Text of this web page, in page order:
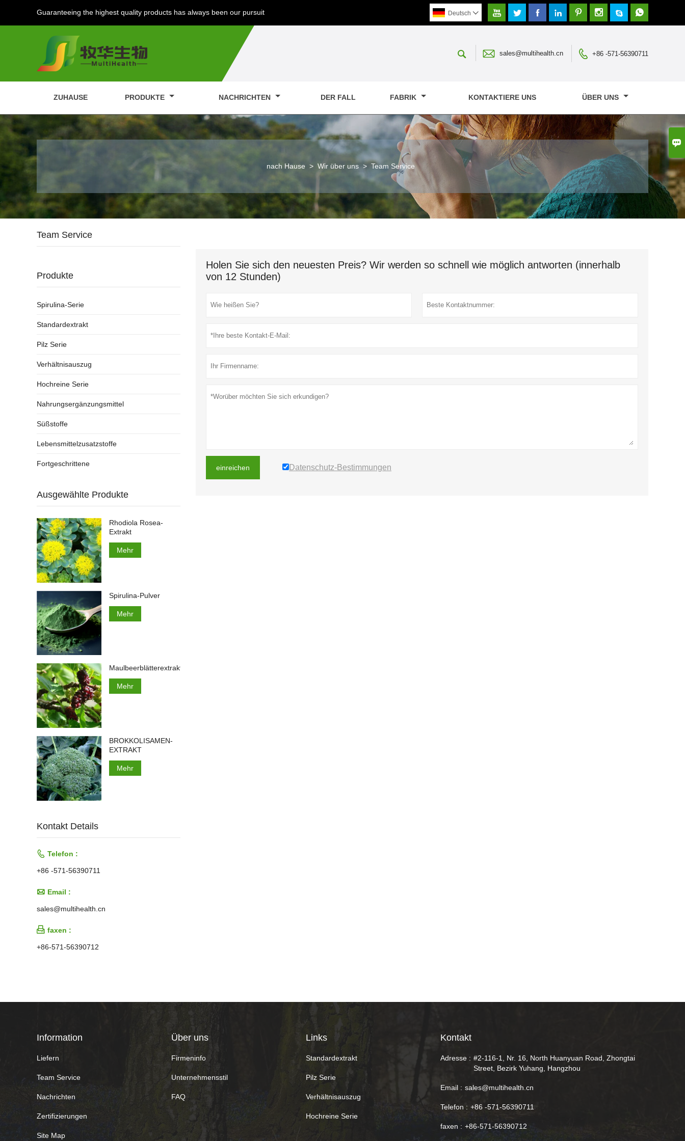

Guaranteeing the highest quality products has always been our pursuit        
Deutsch 
  sales@multihealth.cn  +86 -571-56390711
ZUHAUSE PRODUKTE NACHRICHTEN DER FALL FABRIK KONTAKTIERE UNS ÜBER UNS
nach Hause > Wir über uns > Team Service
Holen Sie sich den neuesten Preis? Wir werden so schnell wie möglich antworten (innerhalb
von 12 Stunden)
einreichen Datenschutz-Bestimmungen
Team Service
Produkte
Spirulina-Serie
Standardextrakt
Pilz Serie
Verhältnisauszug
Hochreine Serie
Nahrungsergänzungsmittel
Süßstoffe
Lebensmittelzusatzstoffe
Fortgeschrittene
Ausgewählte Produkte
Rhodiola Rosea-
Extrakt
Mehr
Spirulina-Pulver
Mehr
Maulbeerblätterextrakt
Mehr
BROKKOLISAMEN-
EXTRAKT
Mehr
Kontakt Details
 Telefon :
+86 -571-56390711
 Email :
sales@multihealth.cn
 faxen :
+86-571-56390712
Information
Liefern
Team Service
Nachrichten
Zertifizierungen
Site Map
Über uns
Firmeninfo
Unternehmensstil
FAQ
Links
Standardextrakt
Pilz Serie
Verhältnisauszug
Hochreine Serie
Kontakt
Adresse : #2-116-1, Nr. 16, North Huanyuan Road, Zhongtai
Street, Bezirk Yuhang, Hangzhou
Email : sales@multihealth.cn
Telefon : +86 -571-56390711
faxen : +86-571-56390712